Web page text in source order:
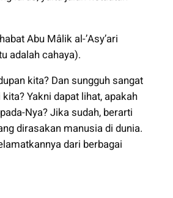
Abu Mâlik al-’Asy’ari
adalah cahaya).
kita? Dan sungguh sangat
Yakni dapat lihat, apakah
Nya? Jika sudah, berarti
dirasakan manusia di dunia.
dari berbagai